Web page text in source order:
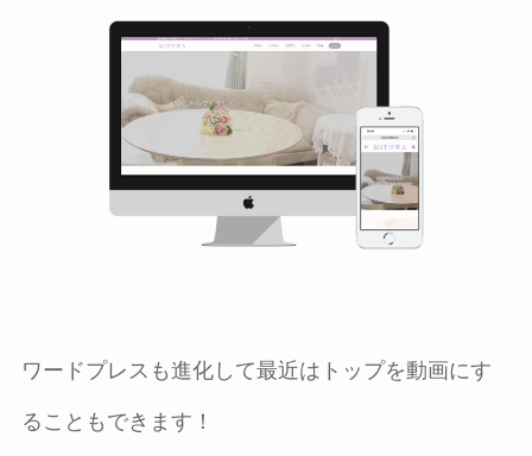
ワードプレスも進化して最近はトップを動画にす
ることもできます！